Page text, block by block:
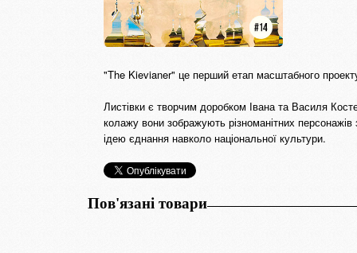
"The Kievianer" це перший етап масштабного
Листівки є творчим доробком Івана та Василя
колажу вони зображують різноманітних персонажів
ідею єднання навколо національної культури.
Пов'язані товари